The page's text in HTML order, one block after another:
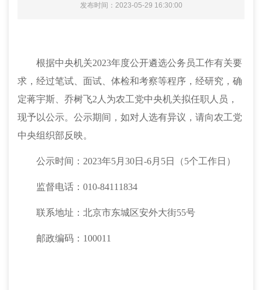
发布时间：2023-05-29 16:30:00
根据中央机关2023年度公开遴选公务员工作有关要
求，经过笔试、面试、体检和考察等程序，经研究，确
定蒋宇斯、乔树飞2 人为农工党中央机关拟任职人员，
现予以公示。公示期间，如对人选有异议，请向农工党
中央组织部反映。
公示时间： 2023年5月 30日 -6月 5日（5个工作日）
监督电话： 010-84111834
联系地址：北京市东城区安外大街55号
邮政编码： 100011